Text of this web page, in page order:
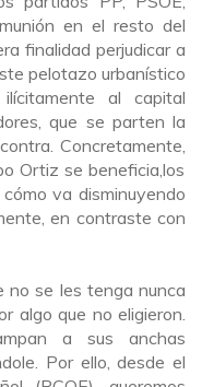
en el resto del
afinalidadperjudicar a
pelotazo urbanístico
al capital
, que se parten la
. Concretamente
Ortiz se beneficia,los
cómova disminuyendo
en contraste con
no se les tenga nunca
algo que no eligieron.
a sus anchas
. Por ello desde el